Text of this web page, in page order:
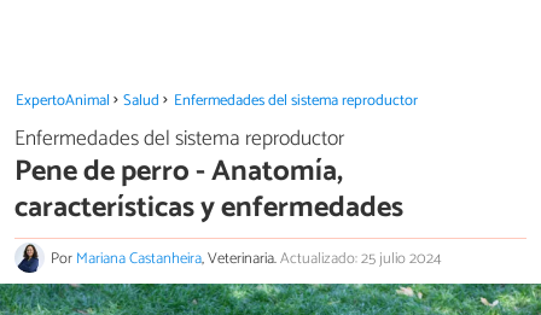
ExpertoAnimal Salud Enfermedades del sistema reproductor
Enfermedades del sistema reproductor
Pene de perro - Anatomía,
características y enfermedades
PorMariana Castanheira, Veterinaria.Actualizado: 25 julio 2024